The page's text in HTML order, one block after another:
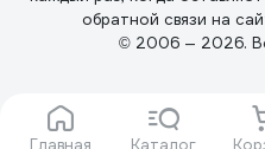
Главная Каталог
обратной связи на
© 2006 — 2026.